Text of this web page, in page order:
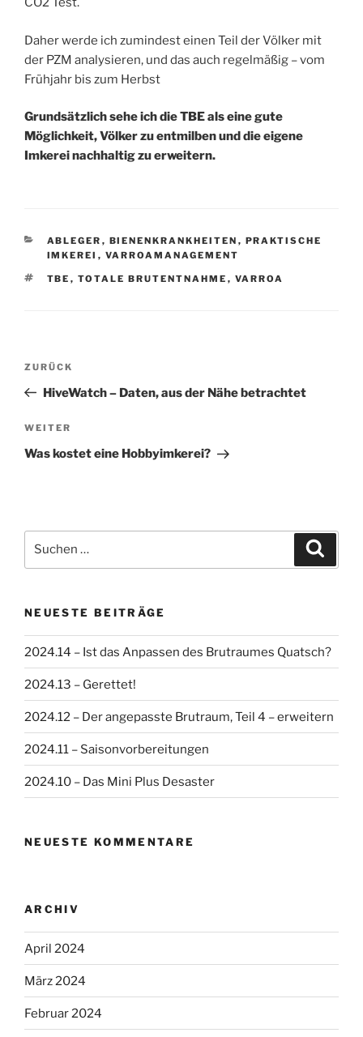
Daher werde ich zumindest einen Teil der Völker mit
der PZM analysieren, und das auch regelmäßig – vom
Frühjahr bis zum Herbst
Grundsätzlich sehe ich die TBE als eine gute
Möglichkeit, Völker zu entmilben und die eigene
Imkerei nachhaltig zu erweitern.
KATEGORIEN
ABLEGER , BIENENKRANKHEITEN , PRAKTISCHE
IMKEREI , VARROAMANAGEMENT
SCHLAGWÖRTER
TBE , TOTALE BRUTENTNAHME , VARROA
Beitragsnavigation
Vorheriger
Beitrag
ZURÜCK
HiveWatch – Daten, aus der Nähe betrachtet
Nächster
Beitrag
WEITER
Was kostet eine Hobbyimkerei?
nach:
NEUESTE BEITRÄGE
2024.14 – Ist das Anpassen des Brutraumes Quatsch?
2024.13 – Gerettet!
2024.12 – Der angepasste Brutraum, Teil 4 – erweitern
2024.11 – Saisonvorbereitungen
2024.10 – Das Mini Plus Desaster
NEUESTE KOMMENTARE
ARCHIV
April 2024
März 2024
Februar 2024